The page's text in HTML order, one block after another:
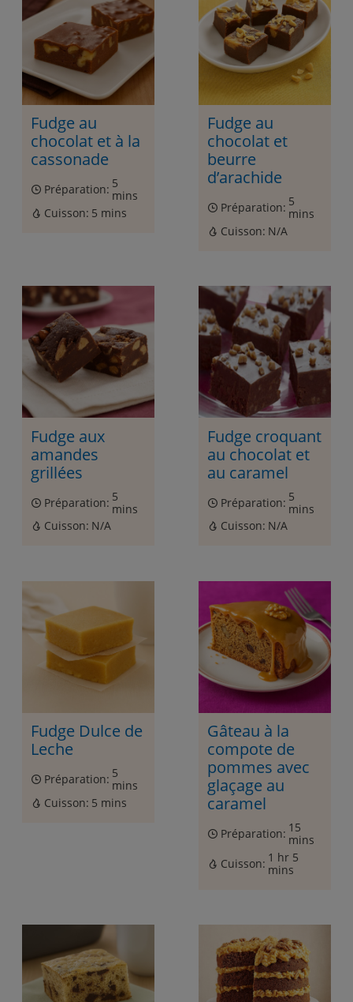
Fudge au
chocolat et à la
cassonade
Préparation: 5
mins
Cuisson: 5 mins
Fudge au
chocolat et
beurre
d’arachide
Préparation: 5
mins
Cuisson: N/A
Fudge aux
amandes
grillées
Préparation: 5
mins
Cuisson: N/A
Fudge croquant
au chocolat et
au caramel
Préparation: 5
mins
Cuisson: N/A
Fudge Dulce de
Leche
Préparation: 5
mins
Cuisson: 5 mins
Gâteau à la
compote de
pommes avec
glaçage au
caramel
Préparation: 15
mins
Cuisson: 1 hr 5
mins